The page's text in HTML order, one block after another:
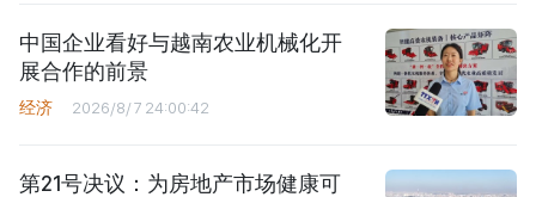
中国企业看好与越南农业机械化开
展合作的前景
经济 2026/8/7 24:00:42
第21号决议：为房地产市场健康可